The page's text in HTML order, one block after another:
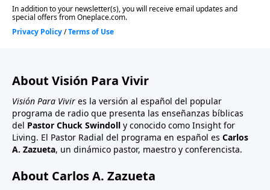
About Visión Para Vivir
Visión Para Vivir es la versión al español del popular
programa de radio que presenta las enseñanzas bíblicas
del Pastor Chuck Swindoll y conocido como Insight for
Living. El Pastor Radial del programa en español es Carlos
A. Zazueta, un dinámico pastor, maestro y conferencista.
About Carlos A. Zazueta